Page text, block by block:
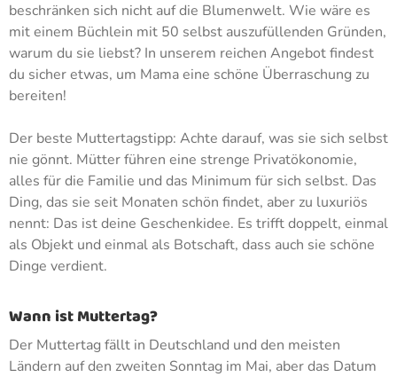
beschränken sich nicht auf die Blumenwelt. Wie wäre es
mit einem Büchlein mit 50 selbst auszufüllenden Gründen,
warum du sie liebst? In unserem reichen Angebot findest
du sicher etwas, um Mama eine schöne Überraschung zu
bereiten!
Der beste Muttertagstipp: Achte darauf, was sie sich selbst
nie gönnt. Mütter führen eine strenge Privatökonomie,
alles für die Familie und das Minimum für sich selbst. Das
Ding, das sie seit Monaten schön findet, aber zu luxuriös
nennt: Das ist deine Geschenkidee. Es trifft doppelt, einmal
als Objekt und einmal als Botschaft, dass auch sie schöne
Dinge verdient.
Wann ist Muttertag?
Der Muttertag fällt in Deutschland und den meisten
Ländern auf den zweiten Sonntag im Mai, aber das Datum